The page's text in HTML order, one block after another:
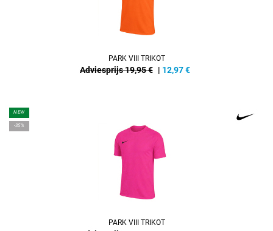
PARK VIII TRIKOT
Adviesprijs 19,95 € | 12,97€
NEW
-35%
PARK VIII TRIKOT